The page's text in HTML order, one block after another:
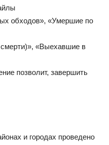
обходов», «Умершие по
смерти)», «Выехавшие в
позволит, завершить
и городах проведено